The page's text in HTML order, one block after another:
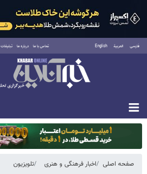
فارسی العربية English تماس با ما درباره ما تبلیغات
یکشنبه ۱۸ مرداد ۱۴۰۵
صفحه اصلی اخبار فرهنگی و هنری تلویزیون